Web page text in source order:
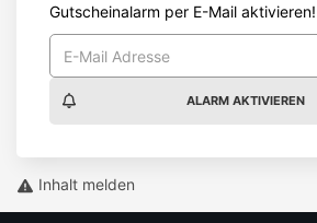
Gutscheinalarm per E-Mail aktivieren!
ALARM AKTIVIEREN
Inhalt melden